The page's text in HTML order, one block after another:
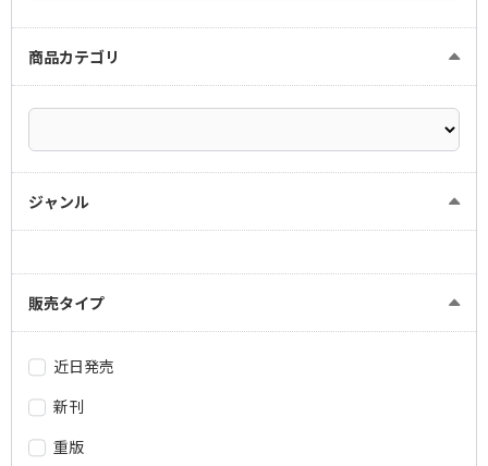
商品カテゴリ
ジャンル
販売タイプ
近日発売
新刊
重版